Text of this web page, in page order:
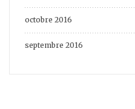
octobre 2016
septembre 2016